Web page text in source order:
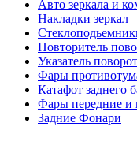
Авто зеркала и
Накладки зеркал
Повторитель
Указатель
Фары
Катафот заднего
Фары передние и
Задние Фонари